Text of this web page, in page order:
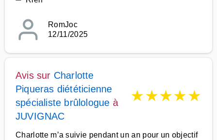
RomJoc
12/11/2025
Avis sur Charlotte
Piqueras diététicienne
spécialiste brûlologue à
JUVIGNAC
★★★★★
Charlotte m’a suivie pendant un an pour un objectif